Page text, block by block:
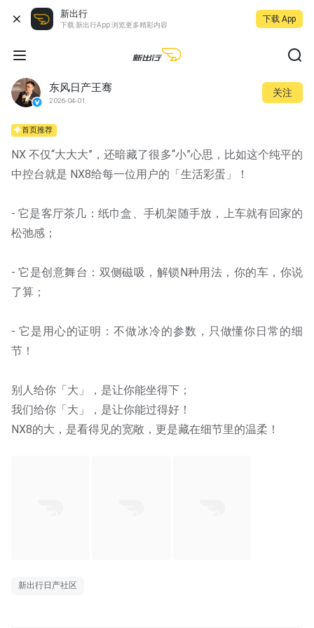
新出行
下载 新出行App 浏览更多精彩内容
下载 App
东风日产王骞
2026-04-01
关注
首页推荐
NX 不仅“大大大”，还暗藏了很多“小”心思，比如这个纯平的
中控台就是 NX8给每一位用户的「生活彩蛋」！
- 它是客厅茶几：纸巾盒、手机架随手放，上车就有回家的
松弛感；
- 它是创意舞台：双侧磁吸，解锁N种用法，你的车，你说
了算；
- 它是用心的证明：不做冰冷的参数，只做懂你日常的细
节！
别人给你「大」，是让你能坐得下；
我们给你「大」，是让你能过得好！
NX8的大，是看得见的宽敞，更是藏在细节里的温柔！
新出行日产社区